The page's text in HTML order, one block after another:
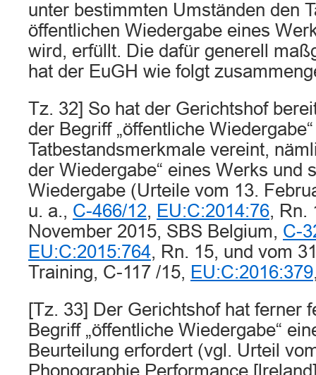
unter bestimmten Umständen den
öffentlichen Wiedergabe eines
wird, erfüllt. Die dafür generell
hat der EuGH wie folgt
Tz. 32] So hat der Gerichtshof
der Begriff „öffentliche
Tatbestandsmerkmale vereint,
der Wiedergabe“ eines Werks und
Wiedergabe (Urteile vom 13.
u. a., C-466/12, EU:C:2014:76, Rn.
November 2015, SBS Belgium, C-
EU:C:2015:764, Rn. 15, und vom
Training, C-117 /15, EU:C:2016:379
[Tz. 33] Der Gerichtshof hat ferner
Begriff „öffentliche Wiedergabe“
Beurteilung erfordert (vgl. Urteil
Phonographie Performance